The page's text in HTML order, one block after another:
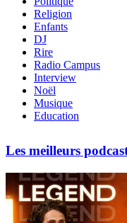
Religion
Enfants
DJ
Rire
Radio Campus
Interview
Noël
Musique
Education
Les meilleurs